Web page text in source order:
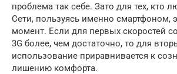
проблема так себе. Зато для тех, кто
Сети, пользуясь именно смартфоном,
момент. Если для первых скоростей
3G более, чем достаточно, то для
использование приравнивается к
лишению комфорта.